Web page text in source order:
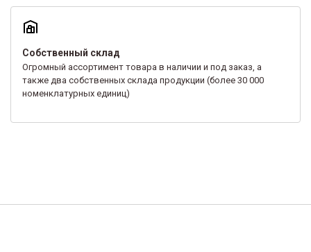
Собственный склад
Огромный ассортимент товара в наличии и под заказ, а
также два собственных склада продукции (более 30 000
номенклатурных единиц)